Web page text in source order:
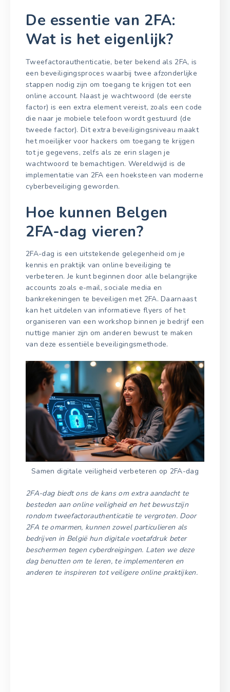
De essentie van 2FA:
Wat is het eigenlijk?
Tweefactorauthenticatie, beter bekend als 2FA, is
een beveiligingsproces waarbij twee afzonderlijke
stappen nodig zijn om toegang te krijgen tot een
online account. Naast je wachtwoord (de eerste
factor) is een extra element vereist, zoals een code
die naar je mobiele telefoon wordt gestuurd (de
tweede factor). Dit extra beveiligingsniveau maakt
het moeilijker voor hackers om toegang te krijgen
tot je gegevens, zelfs als ze erin slagen je
wachtwoord te bemachtigen. Wereldwijd is de
implementatie van 2FA een hoeksteen van moderne
cyberbeveiliging geworden.
Hoe kunnen Belgen
2FA-dag vieren?
2FA-dag is een uitstekende gelegenheid om je
kennis en praktijk van online beveiliging te
verbeteren. Je kunt beginnen door alle belangrijke
accounts zoals e-mail, sociale media en
bankrekeningen te beveiligen met 2FA. Daarnaast
kan het uitdelen van informatieve flyers of het
organiseren van een workshop binnen je bedrijf een
nuttige manier zijn om anderen bewust te maken
van deze essentiële beveiligingsmethode.
Samen digitale veiligheid verbeteren op 2FA-dag
2FA-dag biedt ons de kans om extra aandacht te
besteden aan online veiligheid en het bewustzijn
rondom tweefactorauthenticatie te vergroten. Door
2FA te omarmen, kunnen zowel particulieren als
bedrijven in België hun digitale voetafdruk beter
beschermen tegen cyberdreigingen. Laten we deze
dag benutten om te leren, te implementeren en
anderen te inspireren tot veiligere online praktijken.